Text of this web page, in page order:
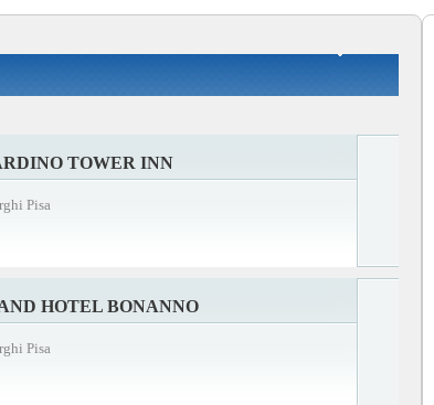
TOWER INN
Pisa
HOTEL BONANNO
Pisa